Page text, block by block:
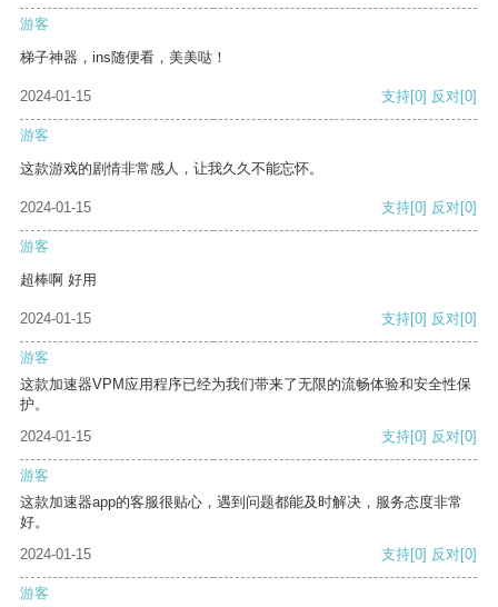
游客
梯子神器，ins随便看，美美哒！
2024-01-15 支持[0] 反对[0]
游客
这款游戏的剧情非常感人，让我久久不能忘怀。
2024-01-15 支持[0] 反对[0]
游客
超棒啊 好用
2024-01-15 支持[0] 反对[0]
游客
这款加速器VPM应用程序已经为我们带来了无限的流畅体验和安全性保
护。
2024-01-15
支持[0] 反对[0]
游客
这款加速器app的客服很贴心，遇到问题都能及时解决，服务态度非常
好。
2024-01-15
支持[0] 反对[0]
游客